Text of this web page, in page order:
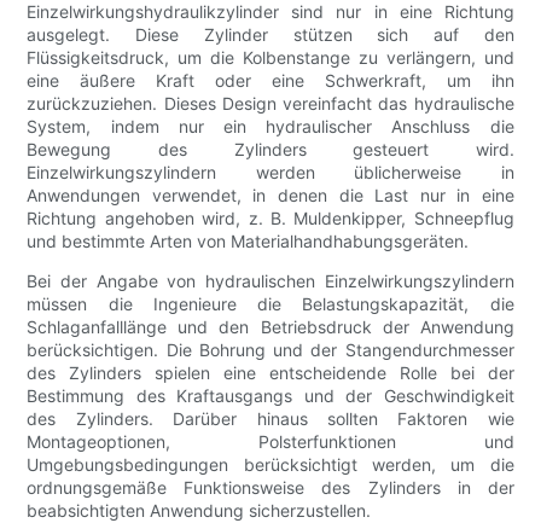
Einzelwirkungshydraulikzylinder sind nur in eine Richtung
ausgelegt. Diese Zylinder stützen sich auf den
Flüssigkeitsdruck, um die Kolbenstange zu verlängern, und
eine äußere Kraft oder eine Schwerkraft, um ihn
zurückzuziehen. Dieses Design vereinfacht das hydraulische
System, indem nur ein hydraulischer Anschluss die
Bewegung des Zylinders gesteuert wird.
Einzelwirkungszylindern werden üblicherweise in
Anwendungen verwendet, in denen die Last nur in eine
Richtung angehoben wird, z. B. Muldenkipper, Schneepflug
und bestimmte Arten von Materialhandhabungsgeräten.
Bei der Angabe von hydraulischen Einzelwirkungszylindern
müssen die Ingenieure die Belastungskapazität, die
Schlaganfalllänge und den Betriebsdruck der Anwendung
berücksichtigen. Die Bohrung und der Stangendurchmesser
des Zylinders spielen eine entscheidende Rolle bei der
Bestimmung des Kraftausgangs und der Geschwindigkeit
des Zylinders. Darüber hinaus sollten Faktoren wie
Montageoptionen, Polsterfunktionen und
Umgebungsbedingungen berücksichtigt werden, um die
ordnungsgemäße Funktionsweise des Zylinders in der
beabsichtigten Anwendung sicherzustellen.